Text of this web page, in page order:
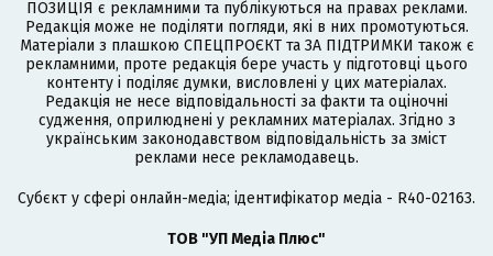
ПОЗИЦІЯ є рекламними та публікуються на правах реклами.
Редакція може не поділяти погляди, які в них промотуються.
Матеріали з плашкою СПЕЦПРОЄКТ та ЗА ПІДТРИМКИ також є
рекламними, проте редакція бере участь у підготовці цього
контенту і поділяє думки, висловлені у цих матеріалах.
Редакція не несе відповідальності за факти та оціночні
судження, оприлюднені у рекламних матеріалах. Згідно з
українським законодавством відповідальність за зміст
реклами несе рекламодавець.
Cубєкт у сфері онлайн-медіа; ідентифікатор медіа - R40-02163.
ТОВ "УП Медіа Плюс"